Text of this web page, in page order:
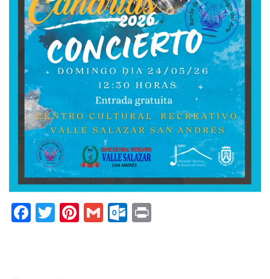
Facebook
TwitterPinterest
GmailOutlook.com